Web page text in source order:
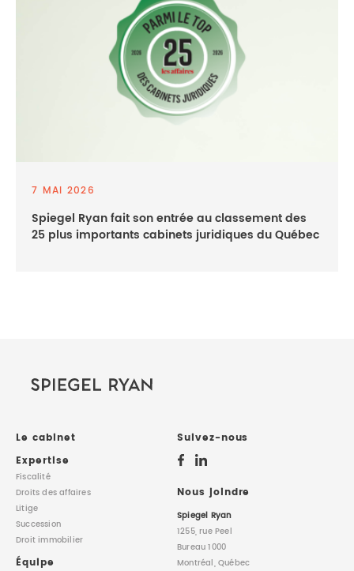
7 MAI 2026
Spiegel Ryan fait son entrée au classement des
25 plus importants cabinets juridiques du Québec
Le cabinet
Expertise
Fiscalité
Droits des affaires
Litige
Succession
Droit immobilier
Équipe
Suivez-nous
Nous joindre
Spiegel Ryan
1255, rue Peel
Bureau 1000
Montréal, Québec